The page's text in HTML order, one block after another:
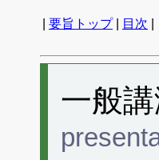
要旨トップ| 目次
一般